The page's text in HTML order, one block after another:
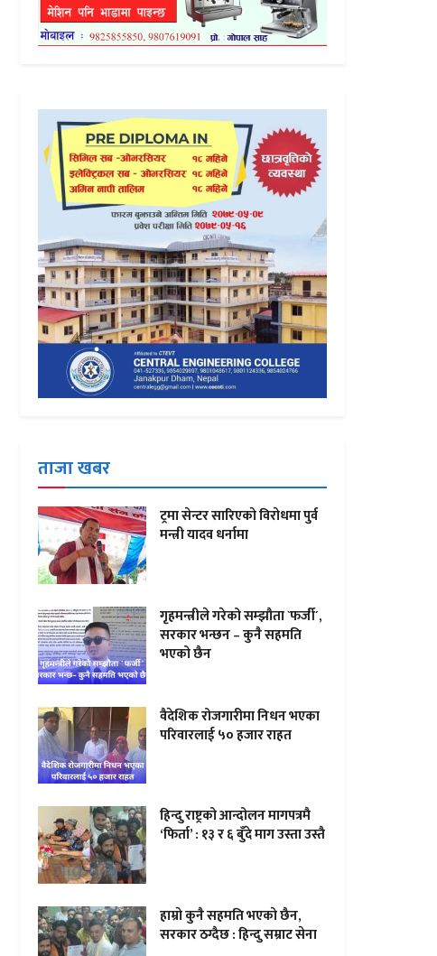
ताजा खबर
ट्रमा सेन्टर सारिएकाे विराेधमा पुर्व
मन्त्री यादव धर्नामा
गृहमन्त्रीले गरेको सम्झौता `फर्जी´,
सरकार भन्छन – कुनै सहमति
भएको छैन
वैदेशिक रोजगारीमा निधन भएका
परिवारलाई ५० हजार राहत
हिन्दु राष्ट्रको आन्दोलन मागपत्रमै
‘फिर्ता’ : १३ र ६ बुँदे माग उस्ता उस्तै
हाम्राे कुनै सहमति भएकाे छैन,
सरकार ठग्दैछ : हिन्दु सम्राट सेना